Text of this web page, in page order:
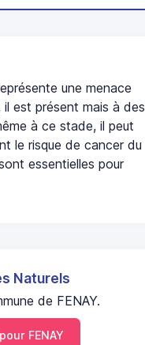
une menace
il est présent mais à des
à ce stade, il peut
le risque de cancer du
essentielles pour
Naturels
de FENAY.
FENAY